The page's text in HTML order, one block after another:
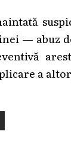
— abuz
a